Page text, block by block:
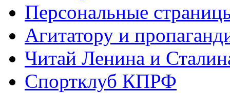
Персональные
Агитатору и
Читай Ленина и
Спортклуб КПРФ